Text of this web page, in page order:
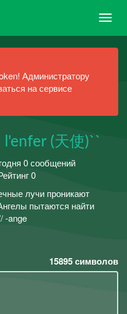
Администратору
на сервисе
l'enfer (天使)``
0 сообщений
0
лучи проникают
пытаются найти
-ange
15895символов